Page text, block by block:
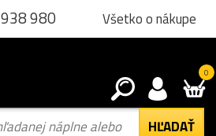
980 Všetko o nákupe
0